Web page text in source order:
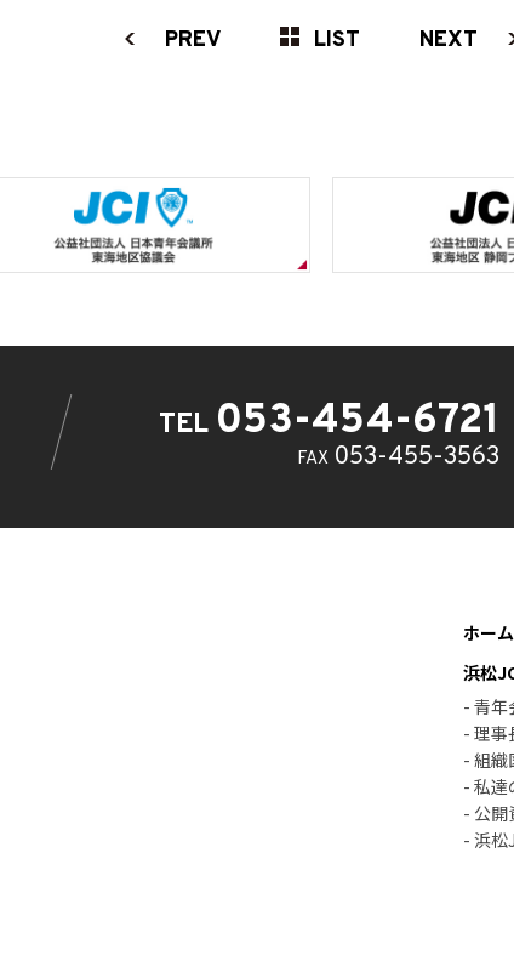
PREV LIST NEXT
TEL 053-454-6721
FAX 053-455-3563
ホーム
浜松
- 青年
- 理事
- 組織
- 私達
- 公開
- 浜松